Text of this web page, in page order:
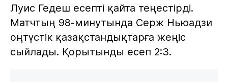
Луис Гедеш есепті қайта теңестірді.
Матчтың 98-минутында Серж Ньюадзи
оңтүстік қазақстандықтарға жеңіс
сыйлады. Қорытынды есеп 2:3.